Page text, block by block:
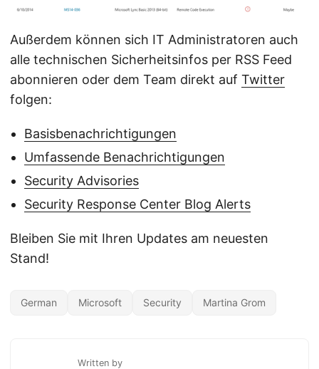
Außerdem können sich IT Administratoren auch
alle technischen Sicherheitsinfos per RSS Feed
abonnieren oder dem Team direkt auf Twitter
folgen:
Basisbenachrichtigungen
Umfassende Benachrichtigungen
Security Advisories
Security Response Center Blog Alerts
Bleiben Sie mit Ihren Updates am neuesten
Stand!
German Microsoft Security Martina Grom
Written by